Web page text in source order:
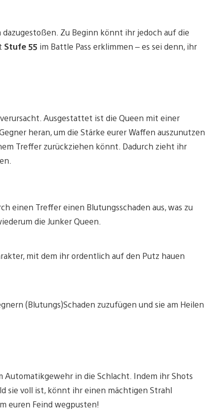
Zu Beginn könnt ihr jedoch auf die
Stufe 55 im Battle Pass erklimmen – es sei denn, ihr
Ausgestattet ist die Queen mit einer
heran, um die Stärke eurer Waffen auszunutzen.
Treffer zurückziehen könnt. Dadurch zieht ihr
einen Treffer einen Blutungsschaden aus, was zu
die Junker Queen.
mit dem ihr ordentlich auf den Putz hauen
(Blutungs)Schaden zuzufügen und sie am Heilen
Automatikgewehr in die Schlacht. Indem ihr Shots
sie voll ist, könnt ihr einen mächtigen Strahl
euren Feind wegpusten!